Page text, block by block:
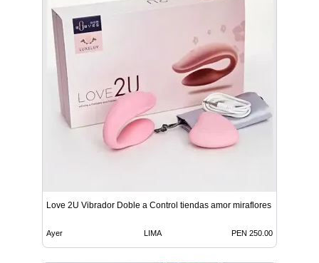
Love 2U Vibrador Doble a Control tiendas amor miraflores
Ayer LIMA PEN 250.00